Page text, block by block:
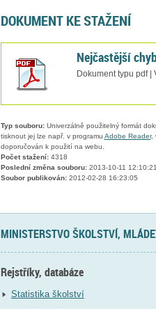
DOKUMENT KE STAŽENÍ
Nejčastější
Dokument typu pdf |
Typ souboru:Univerzálně použitelný formát
tisknout jej lze např. v programu Adobe Reader,
doporučován k použití na webu.
Počet stažení:4318
Poslední změna souboru:2013-10-11 12:10:21
Soubor publikován:2012-02-28 16:23:05
MINISTERSTVO ŠKOLSTVÍ,
Rejstříky, databáze
Statistika školství